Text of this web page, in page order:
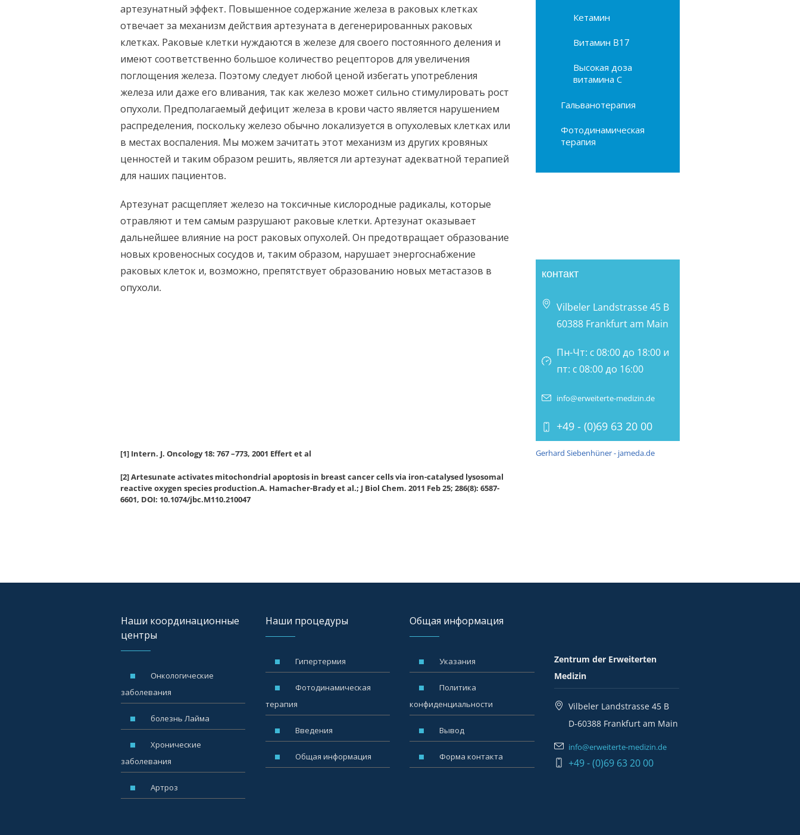
артезунатный эффект. Повышенное содержание железа в раковых клетках
отвечает за механизм действия артезуната в дегенерированных раковых
клетках. Раковые клетки нуждаются в железе для своего постоянного деления и
имеют соответственно большое количество рецепторов для увеличения
поглощения железа. Поэтому следует любой ценой избегать употребления
железа или даже его вливания, так как железо может сильно стимулировать рост
опухоли. Предполагаемый дефицит железа в крови часто является нарушением
распределения, поскольку железо обычно локализуется в опухолевых клетках или
в местах воспаления. Мы можем зачитать этот механизм из других кровяных
ценностей и таким образом решить, является ли артезунат адекватной терапией
для наших пациентов.
Артезунат расщепляет железо на токсичные кислородные радикалы, которые
отравляют и тем самым разрушают раковые клетки. Артезунат оказывает
дальнейшее влияние на рост раковых опухолей. Он предотвращает образование
новых кровеносных сосудов и, таким образом, нарушает энергоснабжение
раковых клеток и, возможно, препятствует образованию новых метастазов в
опухоли.
[1] Intern. J. Oncology 18: 767 –773, 2001 Effert et al
[2] Artesunate activates mitochondrial apoptosis in breast cancer cells via iron-catalysed lysosomal
reactive oxygen species production.A. Hamacher-Brady et al.; J Biol Chem. 2011 Feb 25; 286(8): 6587-
6601, DOI: 10.1074/jbc.M110.210047
Кетамин
Витамин B17
Высокая доза
витамина С
Гальванотерапия
Фотодинамическая
терапия
контакт
Vilbeler Landstrasse 45 B
60388 Frankfurt am Main
Пн-Чт: с 08:00 до 18:00 и
пт: с 08:00 до 16:00
info@erweiterte-medizin.de
+49 - (0)69 63 20 00
Gerhard Siebenhüner - jameda.de
Наши координационные
центры
Oнкологические
заболевания
болезнь Лайма
Xронические
заболевания
Артроз
Наши процедуры
Гипертермия
Фотодинамическая
терапия
Введения
Общая информация
Общая информация
Указания
Политика
конфиденциальности
Вывод
Форма контакта
Zentrum der Erweiterten
Medizin
Vilbeler Landstrasse 45 B
D-60388 Frankfurt am Main
info@erweiterte-medizin.de
+49 - (0)69 63 20 00